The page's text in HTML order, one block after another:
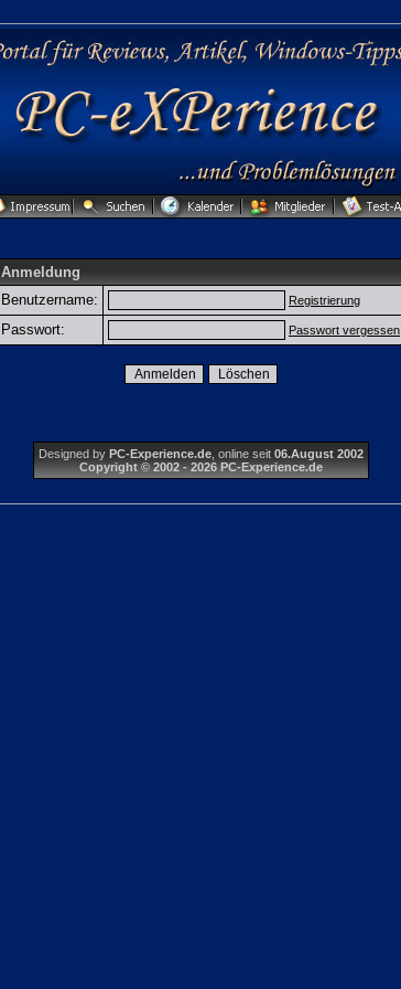
Anmeldung
Benutzername:
Registrierung
Passwort: Passwort vergessen
Designed by PC-Experience.de, online seit 06.August 2002
Copyright © 2002 - 2026 PC-Experience.de